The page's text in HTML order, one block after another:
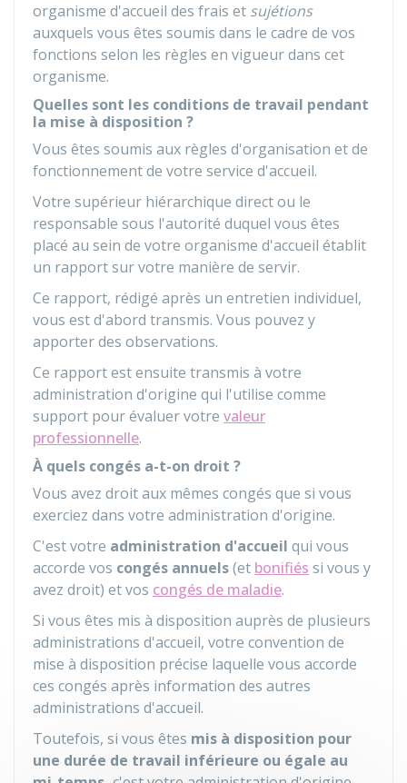
organisme d'accueil des frais et sujétions
auxquels vous êtes soumis dans le cadre de vos
fonctions selon les règles en vigueur dans cet
organisme.
Quelles sont les conditions de travail pendant
la mise à disposition ?
Vous êtes soumis aux règles d'organisation et de
fonctionnement de votre service d'accueil.
Votre supérieur hiérarchique direct ou le
responsable sous l'autorité duquel vous êtes
placé au sein de votre organisme d'accueil établit
un rapport sur votre manière de servir.
Ce rapport, rédigé après un entretien individuel,
vous est d'abord transmis. Vous pouvez y
apporter des observations.
Ce rapport est ensuite transmis à votre
administration d'origine qui l'utilise comme
support pour évaluer votre valeur
professionnelle.
À quels congés a-t-on droit ?
Vous avez droit aux mêmes congés que si vous
exerciez dans votre administration d'origine.
C'est votre administration d'accueil qui vous
accorde vos congés annuels(et bonifiés si vous y
avez droit) et vos congés de maladie.
Si vous êtes mis à disposition auprès de plusieurs
administrations d'accueil, votre convention de
mise à disposition précise laquelle vous accorde
ces congés après information des autres
administrations d'accueil.
Toutefois, si vous êtes mis à disposition pour
une durée de travail inférieure ou égale au